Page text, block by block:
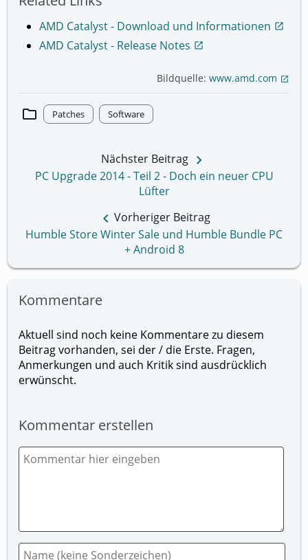
AMD Catalyst - Download und Informationen open_in_new
AMD Catalyst - Release Notes open_in_new
Bildquelle: www.amd.com open_in_new
folder Patches Software
keyboard_arrow_left Vorheriger Beitrag
Humble Store Winter Sale und Humble Bundle PC
+ Android 8
Nächster Beitrag keyboard_arrow_right
PC Upgrade 2014 - Teil 2 - Doch ein neuer CPU
Lüfter
Kommentare
Aktuell sind noch keine Kommentare zu diesem
Beitrag vorhanden, sei der / die Erste. Fragen,
Anmerkungen und auch Kritik sind ausdrücklich
erwünscht.
Kommentar erstellen